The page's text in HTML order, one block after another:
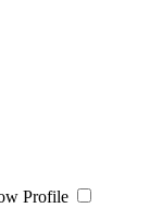
Profile